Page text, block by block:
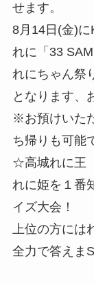
せます。
8月14日(金)
れに「33
れにちゃん祭
となります、
※お預けいた
ち帰りも可能
☆高城れに王
れに姫を１番
イズ大会！
上位の方には
全力で答えま